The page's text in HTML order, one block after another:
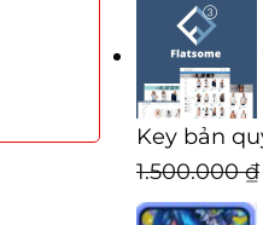
Key bản
1.500.000₫